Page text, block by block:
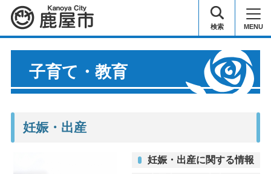
鹿屋市 検索 MENU
子育て・教育
妊娠・出産
妊娠・出産に関する情報